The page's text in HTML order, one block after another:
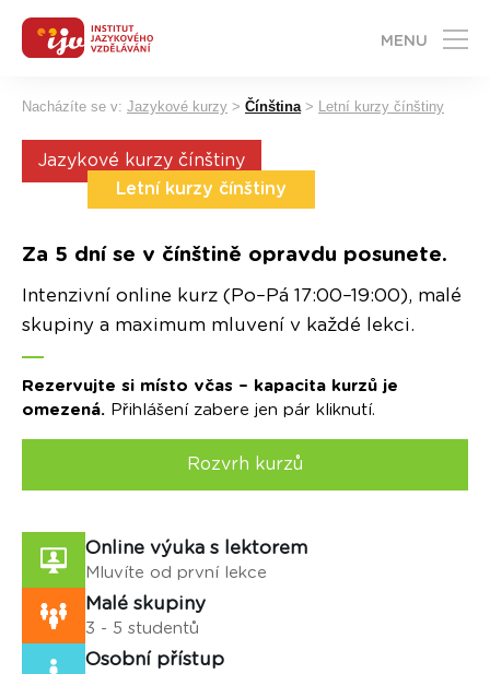
MENU
Nacházíte se v: Jazykové kurzy > Čínština> Letní kurzy čínštiny
Jazykové kurzy čínštiny
Letní kurzy čínštiny
Za 5 dní se v čínštině opravdu posunete.
Intenzivní online kurz (Po–Pá 17:00–19:00), malé
skupiny a maximum mluvení v každé lekci.
Rezervujte si místo včas – kapacita kurzů je
omezená. Přihlášení zabere jen pár kliknutí.
Rozvrh kurzů
Online výuka s lektorem
Mluvíte od první lekce
Malé skupiny
3 - 5 studentů
Osobní přístup